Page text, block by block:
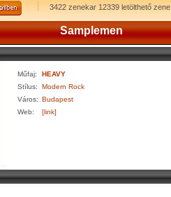
3422 zenekar 12339 letölthető zene
Samplemen
Műfaj:
HEAVY
Stílus:
Modern Rock
Város: Budapest
Web:
[link]